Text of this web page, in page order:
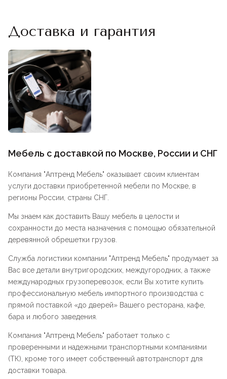
Доставка и гарантия
Мебель с доставкой по Москве, России и СНГ
Компания "Аптренд Мебель" оказывает своим клиентам
услуги доставки приобретенной мебели по Москве, в
регионы России, страны СНГ.
Мы знаем как доставить Вашу мебель в целости и
сохранности до места назначения с помощью обязательной
деревянной обрешетки грузов.
Служба логистики компании "Аптренд Мебель" продумает за
Вас все детали внутригородских, междугородних, а также
международных грузоперевозок, если Вы хотите купить
профессиональную мебель импортного производства с
прямой поставкой «до дверей» Вашего ресторана, кафе,
бара и любого заведения.
Компания "Аптренд Мебель" работает только с
проверенными и надежными транспортными компаниями
(ТК), кроме того имеет собственный автотранспорт для
доставки товара.